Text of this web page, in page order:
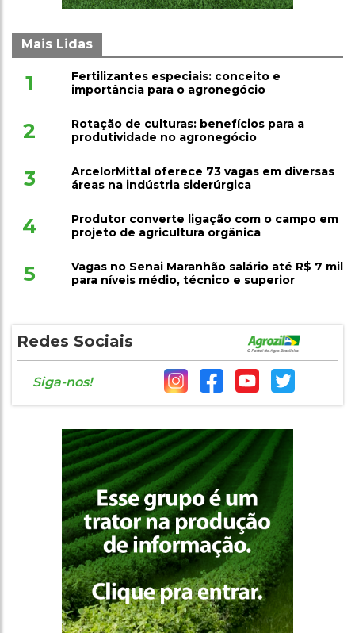
Mais Lidas
1
Fertilizantes especiais: conceito e
importância para o agronegócio
2
Rotação de culturas: benefícios para a
produtividade no agronegócio
3
ArcelorMittal oferece 73 vagas em diversas
áreas na indústria siderúrgica
4
Produtor converte ligação com o campo em
projeto de agricultura orgânica
5
Vagas no Senai Maranhão salário até R$ 7 mil
para níveis médio, técnico e superior
Redes Sociais
Siga-nos!